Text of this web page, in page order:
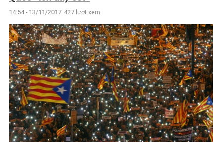
14:54 - 13/11/2017 427 lượt xem